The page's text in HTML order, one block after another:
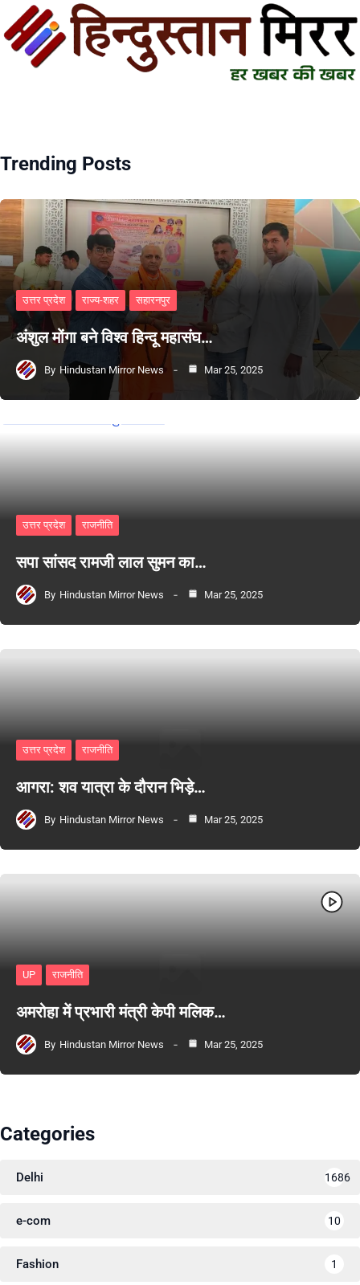
Trending Posts
उत्तर प्रदेश राज्य-शहर सहारनपुर
अंशुल मोंगा बने विश्व हिन्दू महासंघ…
By Hindustan Mirror News Mar 25, 2025
उत्तर प्रदेश राजनीति
सपा सांसद रामजी लाल सुमन का…
By Hindustan Mirror News Mar 25, 2025
उत्तर प्रदेश राजनीति
आगरा: शव यात्रा के दौरान भिड़े…
By Hindustan Mirror News Mar 25, 2025
UP राजनीति
अमरोहा में प्रभारी मंत्री केपी मलिक…
By Hindustan Mirror News Mar 25, 2025
Categories
Delhi 1686
e-com 10
Fashion 1